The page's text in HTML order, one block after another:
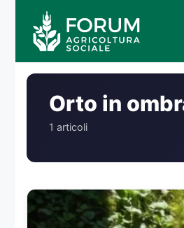
contenuto
Orto in
1 articoli